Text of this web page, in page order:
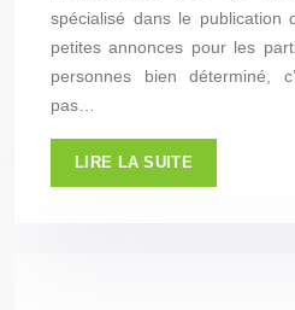
spécialisé dans le publication
petites annonces pour les
personnes bien déterminé,
pas…
LIRE LA SUITE